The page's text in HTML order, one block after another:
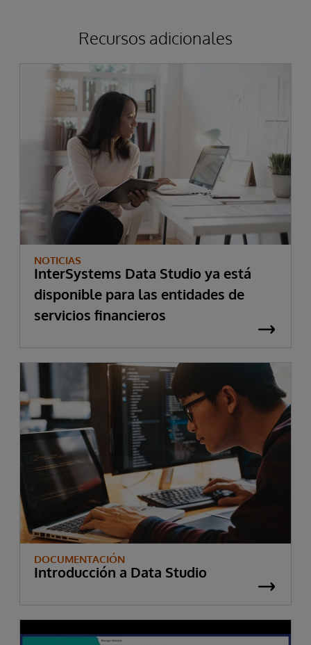
Recursos adicionales
NOTICIAS
InterSystems Data Studio ya está
disponible para las entidades de
servicios financieros
DOCUMENTACIÓN
Introducción a Data Studio